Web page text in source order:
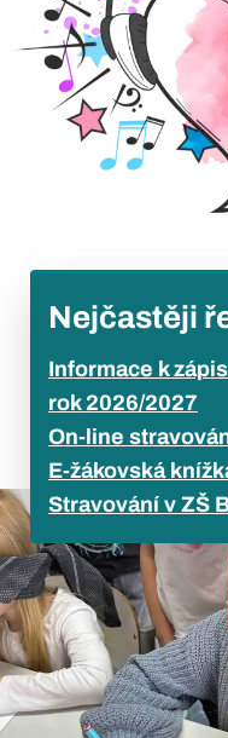
Nejčastěji
Informace k
rok 2026/2027
On-line
E-žákovská
Stravování v ZŠ